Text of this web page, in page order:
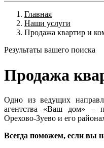
Главная
Наши услуги
Продажа квартир и
Результаты вашего поиска
Продажа
Одно из ведущих
агентства «Ваш дом» –
Орехово-Зуево и его
Всегда поможем, если вы